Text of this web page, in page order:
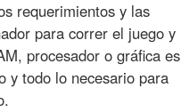
requerimientos y las
para correr el juego y
procesador o gráfica es
y todo lo necesario para